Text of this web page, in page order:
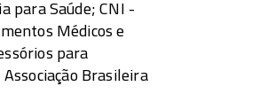
para Saúde; CNI -
Médicos e
para
Brasileira